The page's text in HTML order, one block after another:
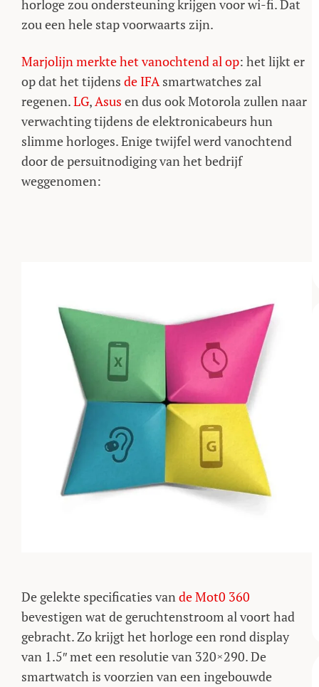
horloge zou ondersteuning krijgen voor wi-fi. Dat
zou een hele stap voorwaarts zijn.
Marjolijnmerkte het vanochtend al op: het lijkt er
op dat het tijdens de IFAsmartwatches zal
regenen.LG,Asus en dus ook Motorola zullen naar
verwachting tijdens de elektronicabeurs hun
slimme horloges. Enige twijfel werd vanochtend
door de persuitnodiging van het bedrijf
weggenomen:
De gelekte specificaties vande Mot0 360
bevestigen wat de geruchtenstroom al voort had
gebracht. Zo krijgt het horloge een rond display
van 1.5″ met een resolutie van 320×290. De
smartwatch is voorzien van een ingebouwde